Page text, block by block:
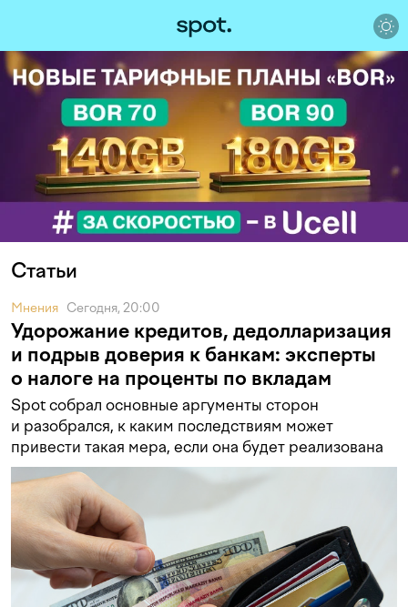
Статьи
Мнения Сегодня, 20:00
Удорожание кредитов, дедолларизация
и подрыв доверия к банкам: эксперты
о налоге на проценты по вкладам
Spot собрал основные аргументы сторон
и разобрался, к каким последствиям может
привести такая мера, если она будет реализована